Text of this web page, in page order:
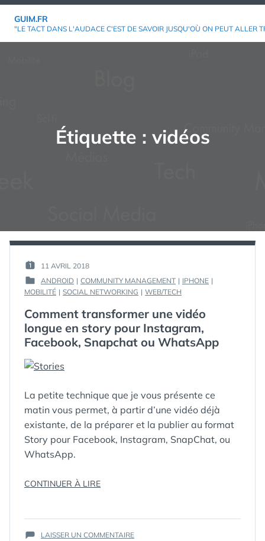
Aller
GUIM.FR
"LE TACT DANS L'AUDACE C'EST DE SAVOIR JUSQU'OÙ ON PEUT ALLER
Étiquette : vidéos
PUBLIÉ
LE :
11 AVRIL 2018
GUIM
PUBLIÉ
ANDROID | COMMUNITY MANAGEMENT | IPHONE |
MOBILITÉ | SOCIAL NETWORKING | WEB/TECH
Comment transformer une vidéo
longue en story pour Instagram,
Facebook, Snapchat ou WhatsApp
La petite technique que je vous présente ce
matin vous permet, à partir d’une vidéo déjà
existante, de la préparer et la publier au format
Story pour Facebook, Instagram, SnapChat, ou
WhatsApp.
CONTINUER À LIRE« COMMENT
VIDÉO
LONGUE
CONVERTIR,
STORIES,
LAISSER UN COMMENTAIRESUR